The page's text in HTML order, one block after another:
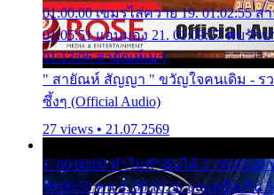
01:00:00 เขมรไล่ควาย 19. 01:02:55 ส
01:05:51 แอบมอง 21. 01:09:27 พบรัก
01:13:06 สายัณห์เมา
" สายัณห์ สัญญา " ขวัญใจคนเดิม - รว
ซึ้งๆ (Official Audio)
27 views • 21.07.2569
1. 00:00:00 ทำไมทำฉันได้ 2.
00:06:50 คน 4. 00:10:36 บุญเหลือเกิน